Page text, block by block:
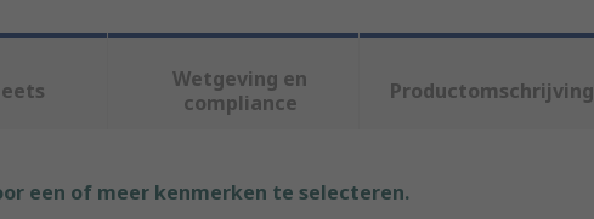
Wetgeving en
compliance
Productomschrijving
een of meer kenmerken te selecteren.